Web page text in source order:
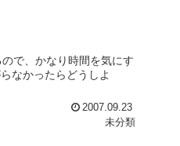
で、かなり時間を気にす
なかったらどうしよ
2007.09.23
未分類